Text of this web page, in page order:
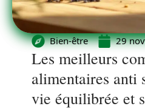
Bien-être 29
Les meilleurs
alimentaires anti
vie équilibrée et